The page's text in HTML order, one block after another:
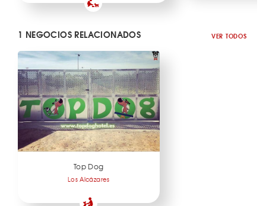
1 NEGOCIOS RELACIONADOS VER TODOS
Top Dog
Los Alcázares